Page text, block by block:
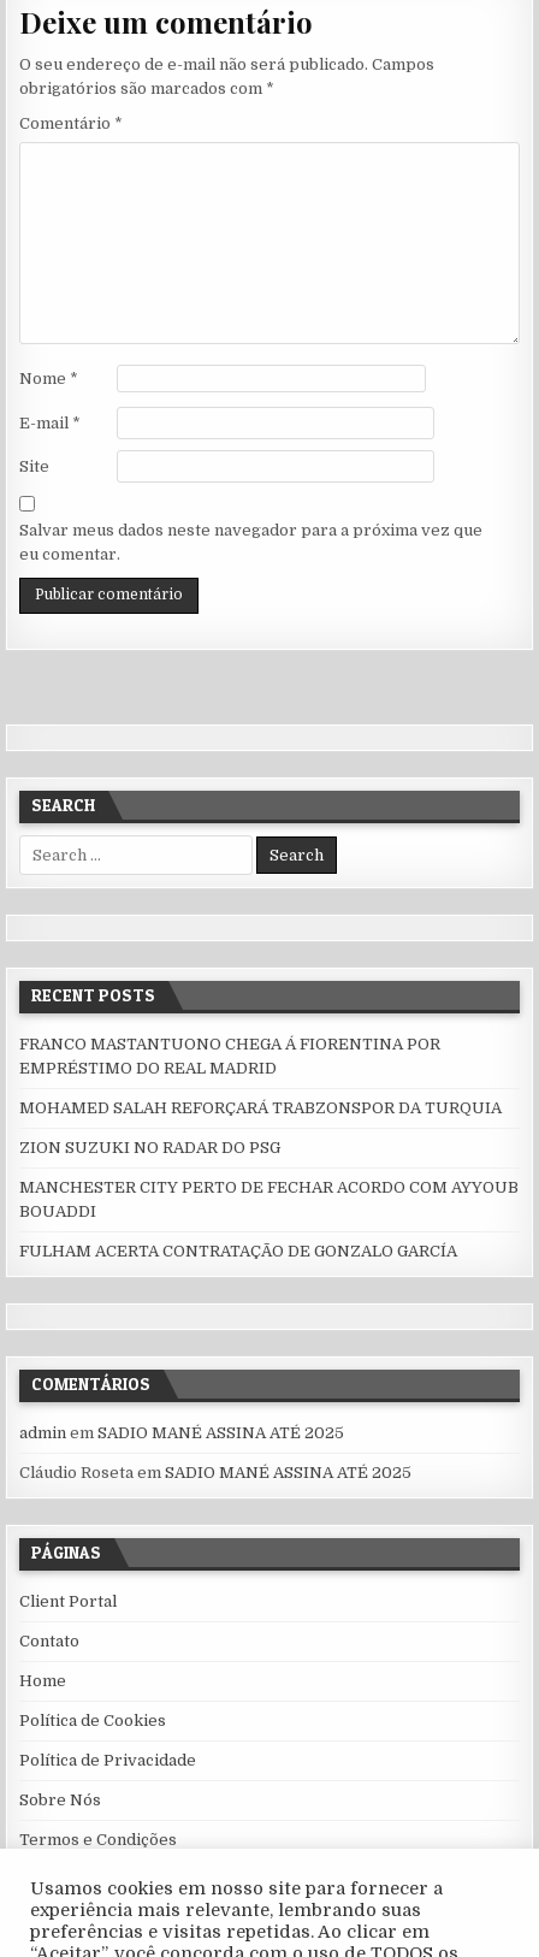
Deixe um comentário
O seu endereço de e-mail não será publicado. Campos
obrigatórios são marcados com *
Comentário *
Nome *
E-mail *
Site
Salvar meus dados neste navegador para a próxima vez que
eu comentar.
SEARCH
Search for:
RECENT POSTS
FRANCO MASTANTUONO CHEGA Á FIORENTINA POR
EMPRÉSTIMO DO REAL MADRID
MOHAMED SALAH REFORÇARÁ TRABZONSPOR DA TURQUIA
ZION SUZUKI NO RADAR DO PSG
MANCHESTER CITY PERTO DE FECHAR ACORDO COM AYYOUB
BOUADDI
FULHAM ACERTA CONTRATAÇÃO DE GONZALO GARCÍA
COMENTÁRIOS
admin emSADIO MANÉ ASSINA ATÉ 2025
Cláudio Roseta emSADIO MANÉ ASSINA ATÉ 2025
PÁGINAS
Client Portal
Contato
Home
Política de Cookies
Política de Privacidade
Sobre Nós
Termos e Condições
Usamos cookies em nosso site para fornecer a
experiência mais relevante, lembrando suas
preferências e visitas repetidas. Ao clicar em